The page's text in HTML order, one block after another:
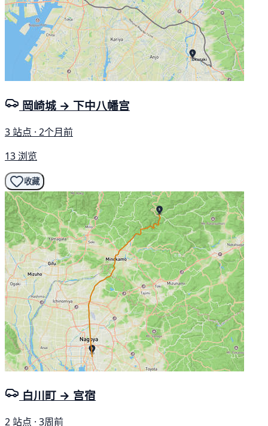
岡崎城 → 下中八幡宫
3 站点 · 2个月前
13 浏览
收藏
白川町 → 宫宿
2 站点 · 3周前